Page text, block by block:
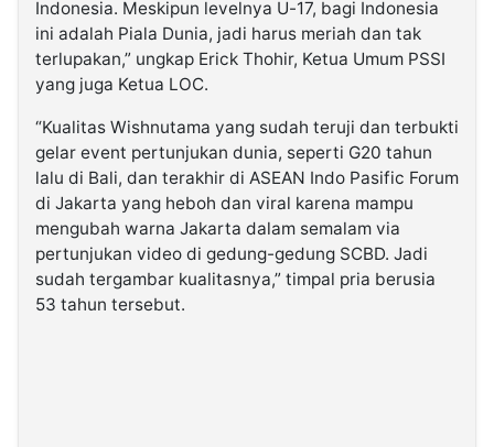
Indonesia. Meskipun levelnya U-17, bagi Indonesia
ini adalah Piala Dunia, jadi harus meriah dan tak
terlupakan,” ungkap Erick Thohir, Ketua Umum PSSI
yang juga Ketua LOC.
“Kualitas Wishnutama yang sudah teruji dan terbukti
gelar event pertunjukan dunia, seperti G20 tahun
lalu di Bali, dan terakhir di ASEAN Indo Pasific Forum
di Jakarta yang heboh dan viral karena mampu
mengubah warna Jakarta dalam semalam via
pertunjukan video di gedung-gedung SCBD. Jadi
sudah tergambar kualitasnya,” timpal pria berusia
53 tahun tersebut.